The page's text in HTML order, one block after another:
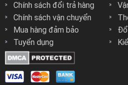
Chính sách đổi trả hàng
Chính sách vận chuyển
Mua hàng đảm bảo
Tuyển dụng